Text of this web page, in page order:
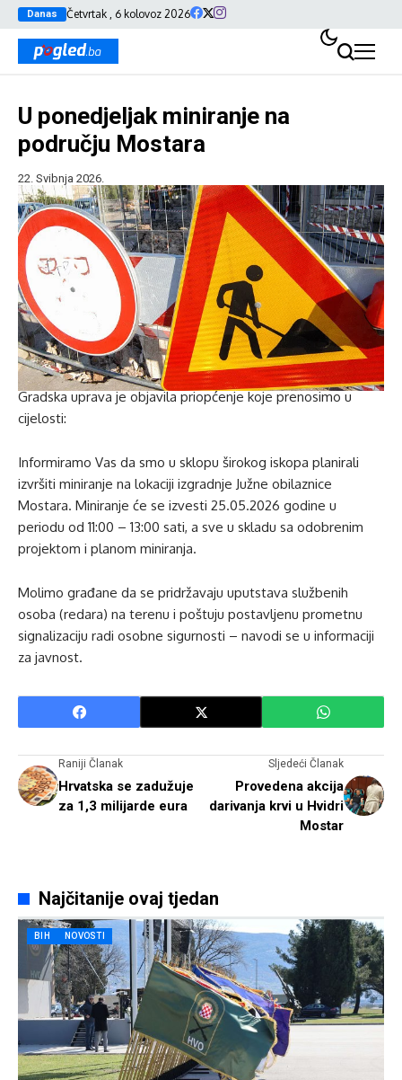
Danas Četvrtak , 6 kolovoz 2026
U ponedjeljak miniranje na
području Mostara
22. Svibnja 2026.
Gradska uprava je objavila priopćenje koje prenosimo u
cijelosti:
Informiramo Vas da smo u sklopu širokog iskopa planirali
izvršiti miniranje na lokaciji izgradnje Južne obilaznice
Mostara. Miniranje će se izvesti 25.05.2026 godine u
periodu od 11:00 – 13:00 sati, a sve u skladu sa odobrenim
projektom i planom miniranja.
Molimo građane da se pridržavaju uputstava službenih
osoba (redara) na terenu i poštuju postavljenu prometnu
signalizaciju radi osobne sigurnosti – navodi se u informaciji
za javnost.
Raniji Članak
Hrvatska se zadužuje
za 1,3 milijarde eura
Sljedeći Članak
Provedena akcija
darivanja krvi u Hvidri
Mostar
Najčitanije ovaj tjedan
BIH NOVOSTI